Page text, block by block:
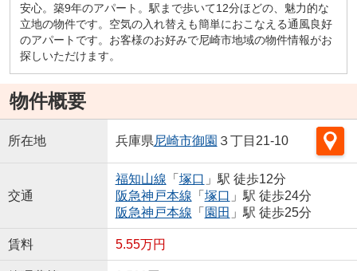
安心。築9年のアパート。駅まで歩いて12分ほどの、魅力的な
立地の物件です。空気の入れ替えも簡単におこなえる通風良好
のアパートです。お客様のお好みで尼崎市地域の物件情報がお
探しいただけます。
物件概要
所在地 兵庫県尼崎市御園 ３丁目21-10
交通
福知山線 「 塚口 」駅 徒歩12分
阪急神戸本線 「 塚口 」駅 徒歩24分
阪急神戸本線 「 園田 」駅 徒歩25分
賃料 5.55万円